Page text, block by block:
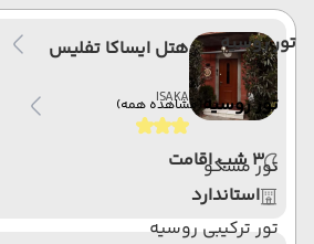
تور روسیه
تور روسیه(مشاهده همه)
تور مسکو
تور ترکیبی روسیه
هتل ایساکا تفلیس
ISAKA
3 شب اقامت
استاندارد